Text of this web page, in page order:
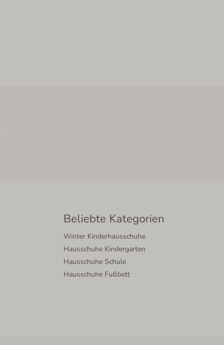
Beliebte Kategorien
Winter Kinderhausschuhe
Hausschuhe Kindergarten
Hausschuhe Schule
Hausschuhe Fußbett